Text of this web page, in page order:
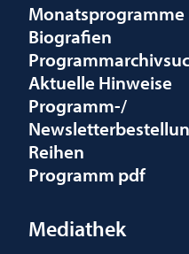
Monatsprogramme
Biografien
Aktuelle Hinweise
Programm-/
Reihen
Programm pdf
Mediathek